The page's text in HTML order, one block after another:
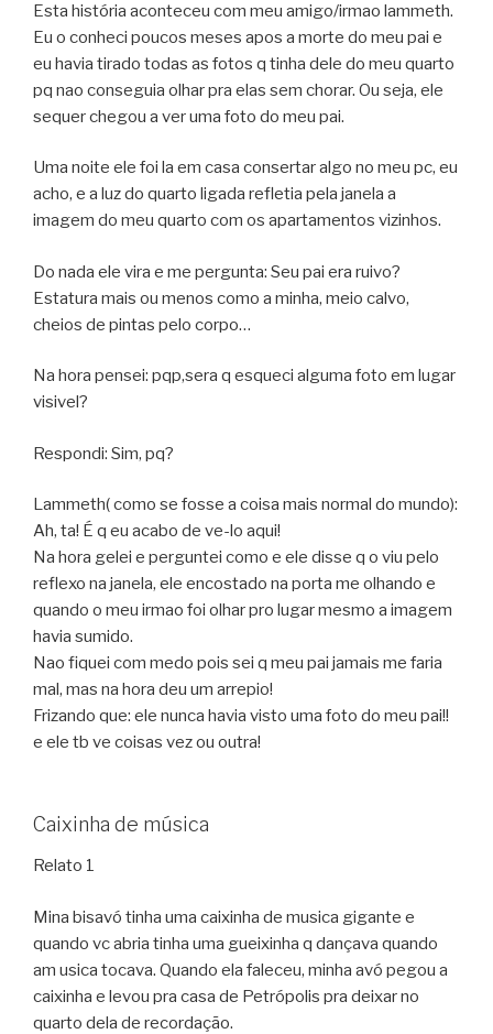
Esta história aconteceu com meu amigo/irmao lammeth.
Eu o conheci poucos meses apos a morte do meu pai e
eu havia tirado todas as fotos q tinha dele do meu quarto
pq nao conseguia olhar pra elas sem chorar. Ou seja, ele
sequer chegou a ver uma foto do meu pai.
Uma noite ele foi la em casa consertar algo no meu pc, eu
acho, e a luz do quarto ligada refletia pela janela a
imagem do meu quarto com os apartamentos vizinhos.
Do nada ele vira e me pergunta: Seu pai era ruivo?
Estatura mais ou menos como a minha, meio calvo,
cheios de pintas pelo corpo…
Na hora pensei: pqp,sera q esqueci alguma foto em lugar
visivel?
Respondi: Sim, pq?
Lammeth( como se fosse a coisa mais normal do mundo):
Ah, ta! É q eu acabo de ve-lo aqui!
Na hora gelei e perguntei como e ele disse q o viu pelo
reflexo na janela, ele encostado na porta me olhando e
quando o meu irmao foi olhar pro lugar mesmo a imagem
havia sumido.
Nao fiquei com medo pois sei q meu pai jamais me faria
mal, mas na hora deu um arrepio!
Frizando que: ele nunca havia visto uma foto do meu pai!!
e ele tb ve coisas vez ou outra!
Caixinha de música
Relato 1
Mina bisavó tinha uma caixinha de musica gigante e
quando vc abria tinha uma gueixinha q dançava quando
am usica tocava. Quando ela faleceu, minha avó pegou a
caixinha e levou pra casa de Petrópolis pra deixar no
quarto dela de recordação.